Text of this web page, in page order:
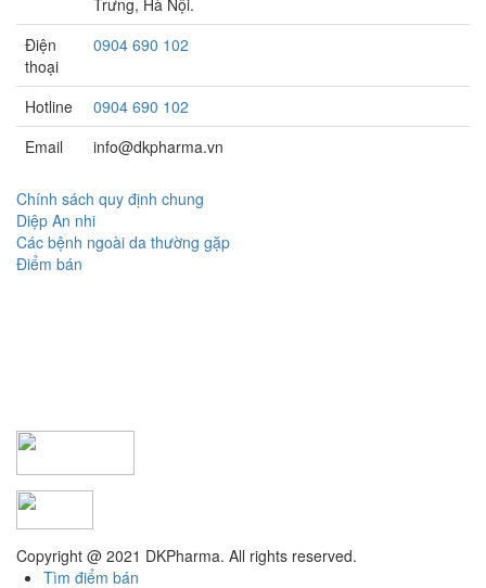
Điện
thoại
0904 690 102
Hotline
0904 690 102
Email
info@dkpharma.vn
Chính sách quy định chung
Diệp An nhi
Các bệnh ngoài da thường gặp
Điểm bán
Copyright @ 2021 DKPharma. All rights reserved.
Tìm điểm bán